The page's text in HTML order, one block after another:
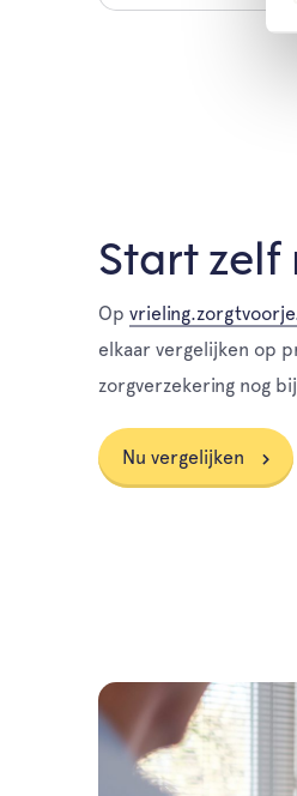
Start zelf
Op
elkaar vergelijken op
zorgverzekering nog
Nu vergelijken